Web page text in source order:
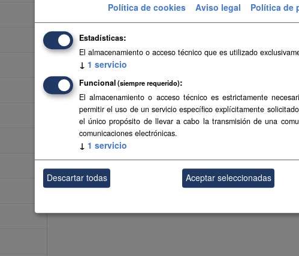
Política de cookies Aviso legal Política de
Estadísticas
El almacenamiento o acceso técnico que es utilizado
↓ 1 servicio
Funcional (siempre requerido)
El almacenamiento o acceso técnico es estrictamente
permitir el uso de un servicio específico explícitamente
el único propósito de llevar a cabo la transmisión de una
comunicaciones electrónicas.
↓ 1 servicio
Descartar todas Aceptar seleccionadas